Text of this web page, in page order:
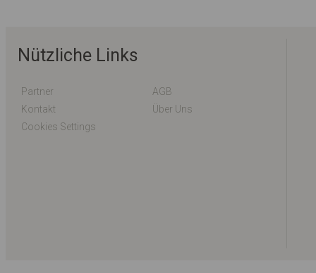
Nützliche Links
Partner
AGB
Kontakt
Über Uns
Cookies Settings